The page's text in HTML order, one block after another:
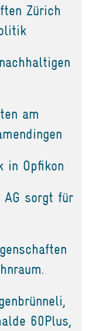
Zürich
am
in Opfikon
AG sorgt für
60Plus,